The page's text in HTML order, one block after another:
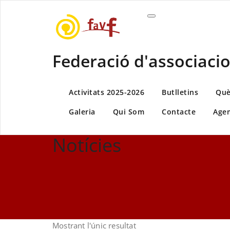
Federació
Activitats 2025-2026 Butlletins
Galeria
Qui Som Contacte
Notícies
Mostrant l'únic resultat